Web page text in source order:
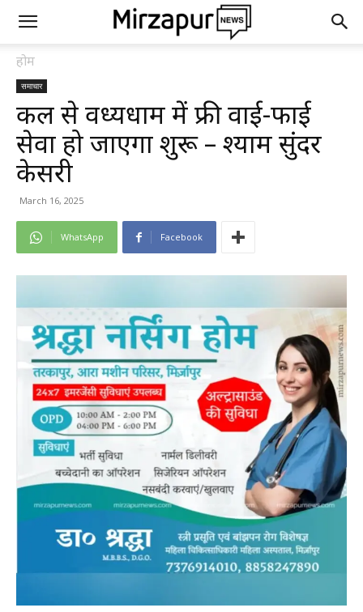
होम
समाचार
कल से विंध्यधाम में फ्री वाई-फाई
सेवा हो जाएगा शुरू – श्याम सुंदर
केसरी
March 16, 2025
WhatsApp Facebook